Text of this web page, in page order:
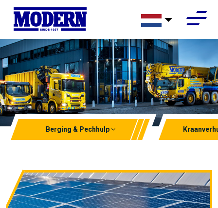
SINDS 1937
Berging & Pechhulp